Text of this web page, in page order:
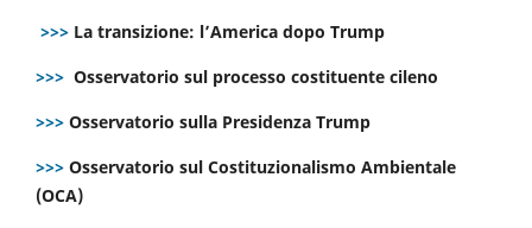
>>> La transizione: l’America dopo Trump
>>> Osservatorio sul processo costituente cileno
>>> Osservatorio sulla Presidenza Trump
>>> Osservatorio sul Costituzionalismo Ambientale
(OCA)